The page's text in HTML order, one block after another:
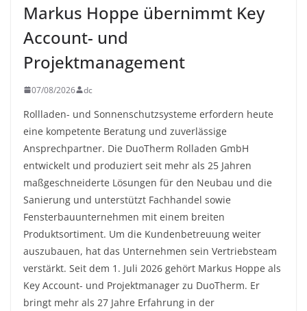
Markus Hoppe übernimmt Key
Account- und
Projektmanagement
07/08/2026 dc
Rollladen- und Sonnenschutzsysteme erfordern heute
eine kompetente Beratung und zuverlässige
Ansprechpartner. Die DuoTherm Rolladen GmbH
entwickelt und produziert seit mehr als 25 Jahren
maßgeschneiderte Lösungen für den Neubau und die
Sanierung und unterstützt Fachhandel sowie
Fensterbauunternehmen mit einem breiten
Produktsortiment. Um die Kundenbetreuung weiter
auszubauen, hat das Unternehmen sein Vertriebsteam
verstärkt. Seit dem 1. Juli 2026 gehört Markus Hoppe als
Key Account- und Projektmanager zu DuoTherm. Er
bringt mehr als 27 Jahre Erfahrung in der